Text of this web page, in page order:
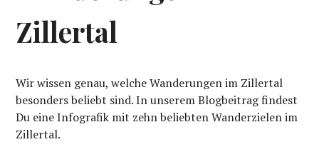
Zillertal
Wir wissen genau, welche Wanderungen im Zillertal
besonders beliebt sind. In unserem Blogbeitrag findest
Du eine Infografik mit zehn beliebten Wanderzielen im
Zillertal.